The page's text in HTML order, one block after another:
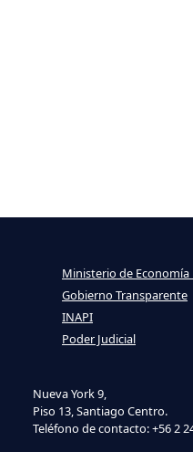
Nueva York 9,
Piso 13, Santiago Centro.
Teléfono de contacto: +56 2
Ministerio de
Gobierno Transparente
INAPI
Poder Judicial